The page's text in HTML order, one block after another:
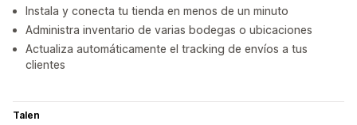
Instala y conecta tu tienda en menos de un minuto
Administra inventario de varias bodegas o ubicaciones
Actualiza automáticamente el tracking de envíos a tus
clientes
Talen